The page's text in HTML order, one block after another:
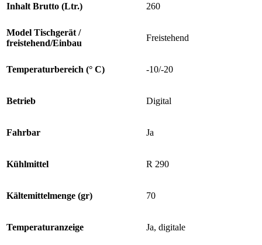
Inhalt Brutto (Ltr.) 260
Model Tischgerät /
freistehend/Einbau
Freistehend
Temperaturbereich (° C) -10/-20
Betrieb Digital
Fahrbar Ja
Kühlmittel R 290
Kältemittelmenge (gr) 70
Temperaturanzeige Ja, digitale